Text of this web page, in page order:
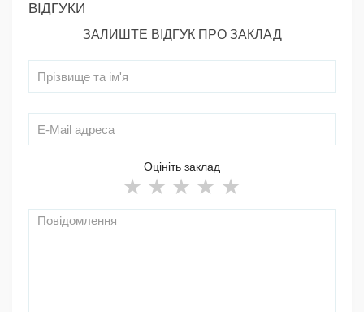
ВІДГУКИ
ЗАЛИШТЕ ВІДГУК ПРО ЗАКЛАД
Оцініть заклад